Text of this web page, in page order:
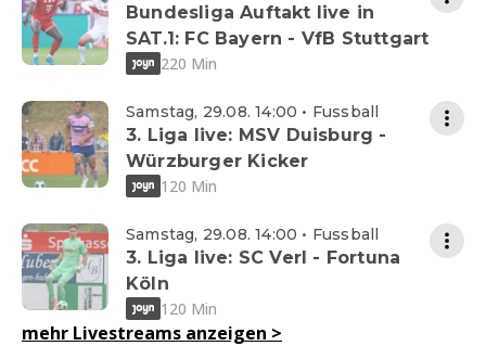
Bundesliga Auftakt live in
SAT.1: FC Bayern - VfB Stuttgart
220 Min
Samstag, 29.08. 14:00 • Fussball
3. Liga live: MSV Duisburg -
Würzburger Kicker
120 Min
Samstag, 29.08. 14:00 • Fussball
3. Liga live: SC Verl - Fortuna
Köln
120 Min
mehr Livestreams anzeigen >